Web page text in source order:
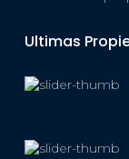
Ultimas